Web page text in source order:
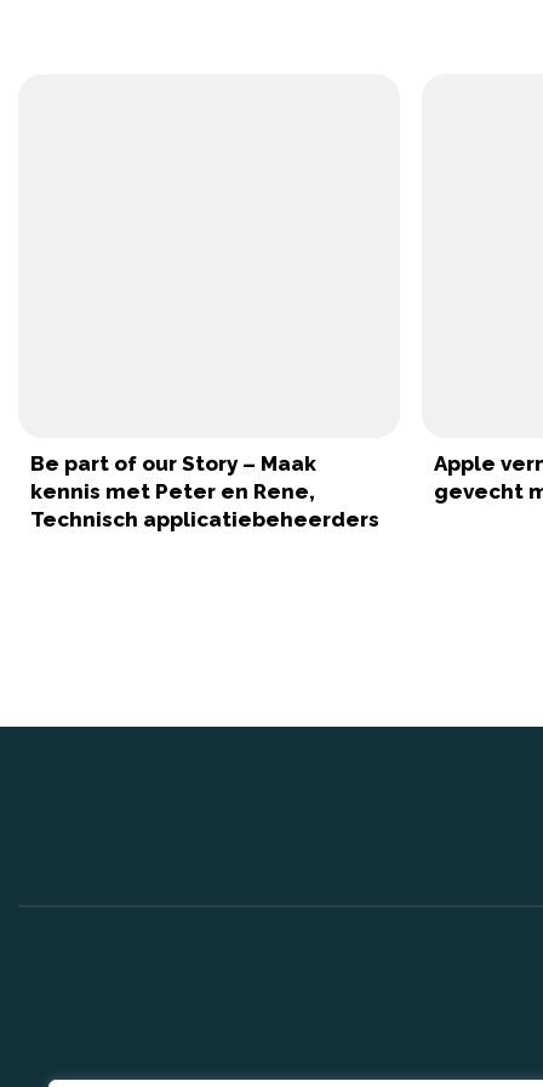
Be part of our Story – Maak
kennis met Peter en Rene,
Technisch applicatiebeheerders
Apple
gevecht